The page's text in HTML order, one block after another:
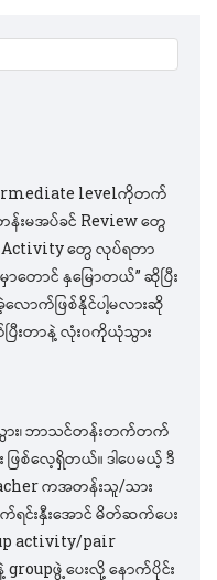
levelကိုတက်
းမအပ်ခင် Review တွေ
တွေ လုပ်ရတာ
ာတောင် နှမြောတယ်” ဆိုပြီး
ောက်ဖြစ်နိုင်ပါ့မလားဆို
ြီးတာနဲ့ လုံး၀ကိုယုံသွား
း၊ ဘာသင်တန်းတက်တက်
ြစ်လေ့ရှိတယ်။ ဒါပေမယ့် ဒီ
ကအတန်းသူ/သား
င်းနှီးအောင် မိတ်ဆက်ပေး
activity/pair
ဖွဲ့ပေးလို့ နောက်ပိုင်း